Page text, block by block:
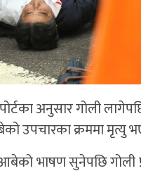
अनुसार गोली
उपचारका क्रममा मृत्यु
भाषण सुनेपछि गोली